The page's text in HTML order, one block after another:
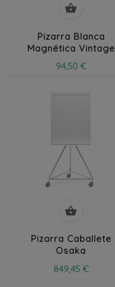

Pizarra Blanca
Magnética Vintage
94,50 €

Pizarra Caballete
Osaka
849,45 €